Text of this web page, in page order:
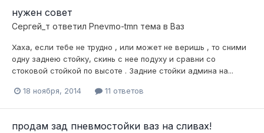
нужен совет
Сергей_т ответил Pnevmo-tmn тема в Ваз
Хаха, если тебе не трудно , или может не веришь , то сними
одну заднею стойку, скинь с нее подуху и сравни со
стоковой стойкой по высоте . Задние стойки админа на...
18 ноября, 2014 11 ответов
продам зад пневмостойки ваз на сливах!